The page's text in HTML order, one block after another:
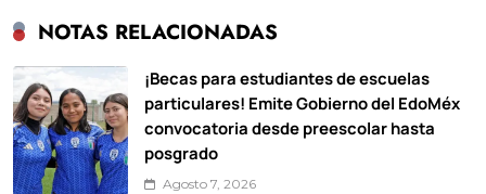
NOTAS RELACIONADAS
¡Becas para estudiantes de escuelas
particulares! Emite Gobierno del EdoMéx
convocatoria desde preescolar hasta
posgrado
Agosto 7, 2026